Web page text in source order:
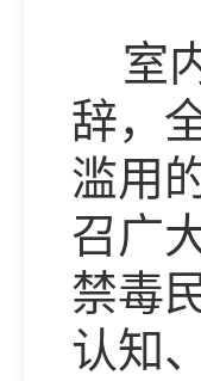
室
辞，
滥用
召广
禁毒
认知